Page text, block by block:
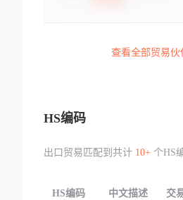
查看全部贸易伙
HS编码
出口贸易匹配到共计 10+个HS
HS编码 中文描述 交